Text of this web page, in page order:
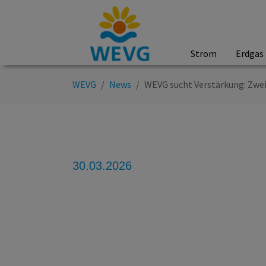
Strom Erdgas
Sie sind hier:
WEVG News WEVG sucht Verstärkung:
30.03.2026